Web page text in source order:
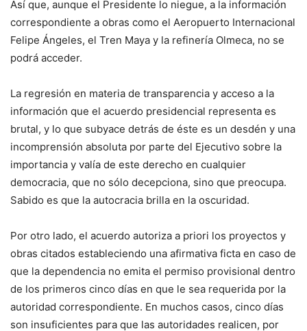
Así que, aunque el Presidente lo niegue, a la información
correspondiente a obras como el Aeropuerto Internacional
Felipe Ángeles, el Tren Maya y la refinería Olmeca, no se
podrá acceder.
La regresión en materia de transparencia y acceso a la
información que el acuerdo presidencial representa es
brutal, y lo que subyace detrás de éste es un desdén y una
incomprensión absoluta por parte del Ejecutivo sobre la
importancia y valía de este derecho en cualquier
democracia, que no sólo decepciona, sino que preocupa.
Sabido es que la autocracia brilla en la oscuridad.
Por otro lado, el acuerdo autoriza a priori los proyectos y
obras citados estableciendo una afirmativa ficta en caso de
que la dependencia no emita el permiso provisional dentro
de los primeros cinco días en que le sea requerida por la
autoridad correspondiente. En muchos casos, cinco días
son insuficientes para que las autoridades realicen, por